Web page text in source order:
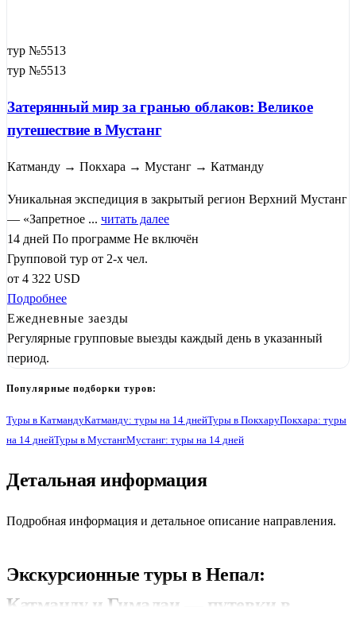
тур №5513
тур №5513
Затерянный мир за гранью облаков: Великое
путешествие в Мустанг
Катманду → Покхара → Мустанг → Катманду
Уникальная экспедиция в закрытый регион Верхний Мустанг
— «Запретное ... читать далее
14 дней По программе Не включён
Групповой тур от 2-х чел.
от 4 322 USD
Подробнее
Ежедневные заезды
Регулярные групповые выезды каждый день в указанный
период.
Популярные подборки туров:
Туры в КатмандуКатманду: туры на 14 днейТуры в ПокхаруПокхара: туры
на 14 днейТуры в МустангМустанг: туры на 14 дней
Детальная информация
Подробная информация и детальное описание направления.
Экскурсионные туры в Непал:
Катманду и Гималаи — путевки в